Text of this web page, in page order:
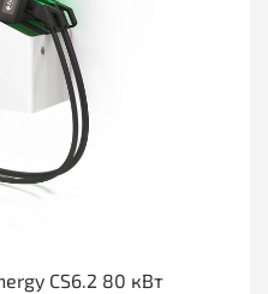
CS6.2 80 кВт